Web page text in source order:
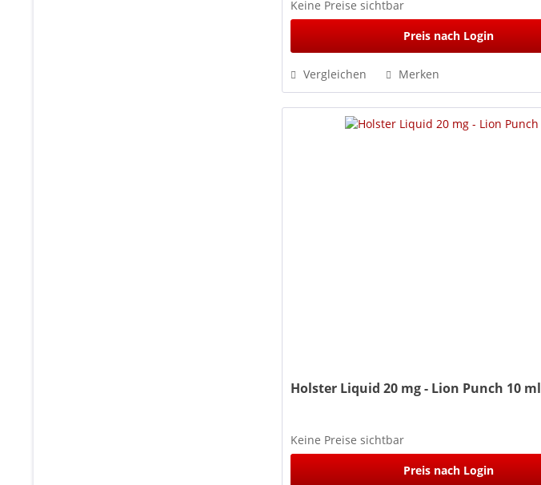
Keine Preise sichtbar
Preis nach Login
Vergleichen Merken
Holster Liquid 20 mg - Lion Punch 10 ml
Keine Preise sichtbar
Preis nach Login